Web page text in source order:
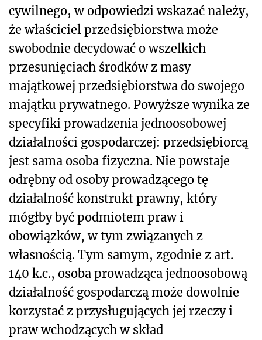
cywilnego, w odpowiedzi wskazać należy,
że właściciel przedsiębiorstwa może
swobodnie decydować o wszelkich
przesunięciach środków z masy
majątkowej przedsiębiorstwa do swojego
majątku prywatnego. Powyższe wynika ze
specyfiki prowadzenia jednoosobowej
działalności gospodarczej: przedsiębiorcą
jest sama osoba fizyczna. Nie powstaje
odrębny od osoby prowadzącego tę
działalność konstrukt prawny, który
mógłby być podmiotem praw i
obowiązków, w tym związanych z
własnością. Tym samym, zgodnie z art.
140 k.c., osoba prowadząca jednoosobową
działalność gospodarczą może dowolnie
korzystać z przysługujących jej rzeczy i
praw wchodzących w skład